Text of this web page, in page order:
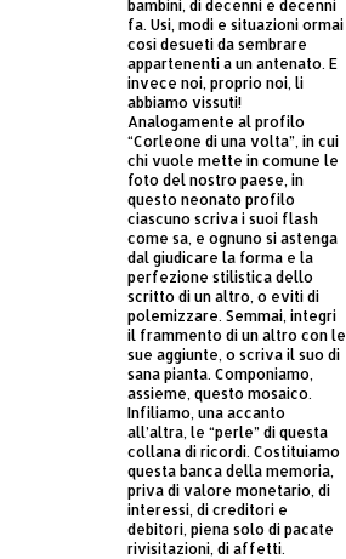
bambini, di decenni e decenni
fa. Usi, modi e situazioni ormai
così desueti da sembrare
appartenenti a un antenato. E
invece noi, proprio noi, li
abbiamo vissuti!
Analogamente al profilo
“Corleone di una volta”, in cui
chi vuole mette in comune le
foto del nostro paese, in
questo neonato profilo
ciascuno scriva i suoi flash
come sa, e ognuno si astenga
dal giudicare la forma e la
perfezione stilistica dello
scritto di un altro, o eviti di
polemizzare. Semmai, integri
il frammento di un altro con le
sue aggiunte, o scriva il suo di
sana pianta. Componiamo,
assieme, questo mosaico.
Infiliamo, una accanto
all’altra, le “perle” di questa
collana di ricordi. Costituiamo
questa banca della memoria,
priva di valore monetario, di
interessi, di creditori e
debitori, piena solo di pacate
rivisitazioni, di affetti.